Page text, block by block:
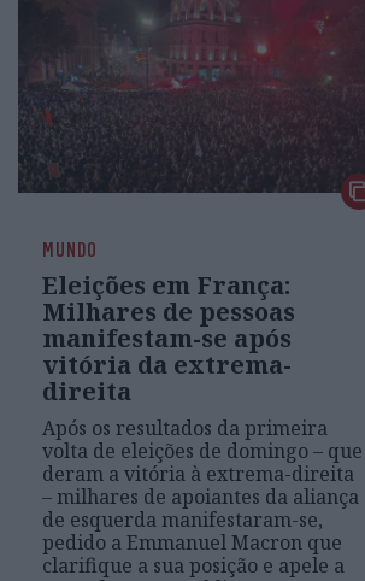
MUNDO
Eleições em França:
Milhares de pessoas
manifestam-se após
vitória da extrema-
direita
Após os resultados da primeira
volta de eleições de domingo – que
deram a vitória à extrema-direita
– milhares de apoiantes da aliança
de esquerda manifestaram-se,
pedido a Emmanuel Macron que
clarifique a sua posição e apele a